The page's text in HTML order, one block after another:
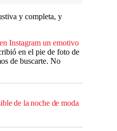
y completa, y
Instagram un emotivo
en el pie de foto de
de buscarte. No
de la noche de moda